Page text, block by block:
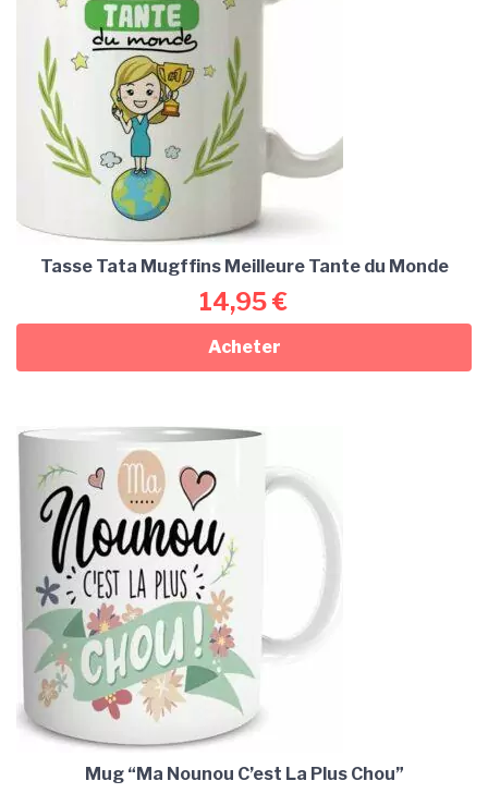
Tasse Tata Mugffins Meilleure Tante du Monde
14,95€
Acheter
Mug “Ma Nounou C’est La Plus Chou”